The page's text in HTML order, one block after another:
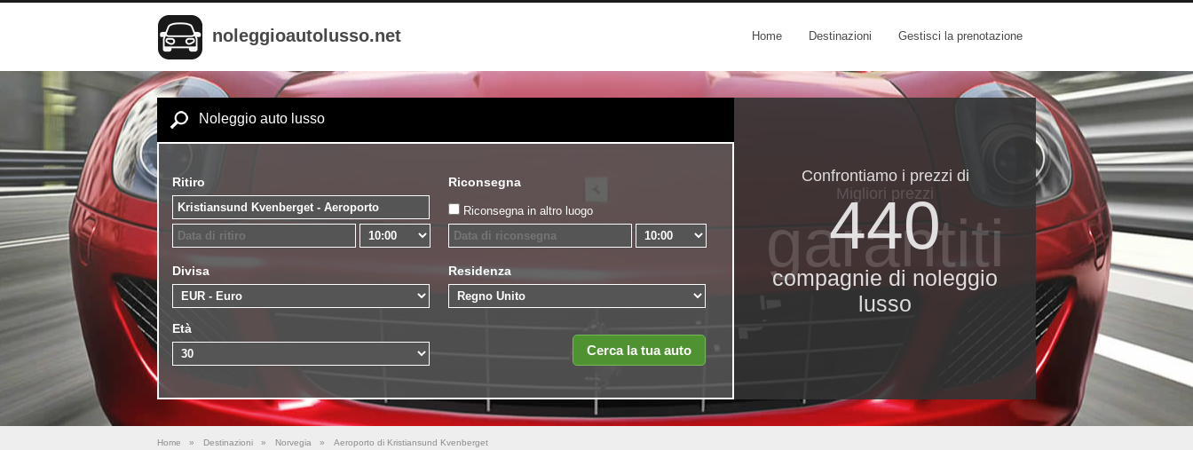
noleggioautolusso.net Home Destinazioni Gestisci la prenotazione
Noleggio auto lusso
Ritiro Riconsegna
Riconsegna in altro luogo
Divisa Residenza
Età
Confrontiamo i prezzi di
440
compagnie di noleggio
lusso
Migliori prezzi
garantiti
Home » Destinazioni » Norvegia » Aeroporto di Kristiansund Kvenberget